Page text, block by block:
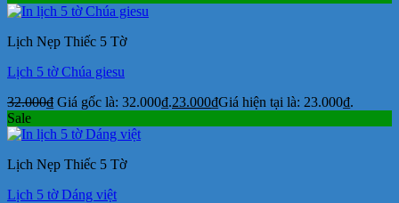
Lịch Nẹp Thiếc 5 Tờ
Lịch 5 tờ Chúa giesu
32.000₫ Giá gốc là: 32.000₫.23.000₫Giá hiện tại là: 23.000₫.
Sale
Lịch Nẹp Thiếc 5 Tờ
Lịch 5 tờ Dáng việt